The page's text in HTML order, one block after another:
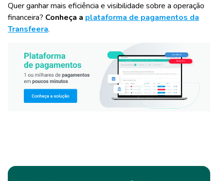
Quer ganhar mais eficiência e visibilidade sobre a operação
financeira? Conheça a plataforma de pagamentos da
Transfeera.